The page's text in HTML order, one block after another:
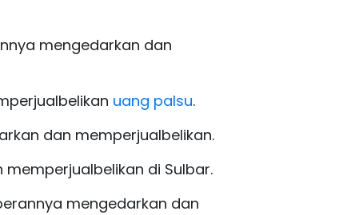
mengedarkan dan
uang palsu.
dan memperjualbelikan.
di Sulbar.
mengedarkan dan